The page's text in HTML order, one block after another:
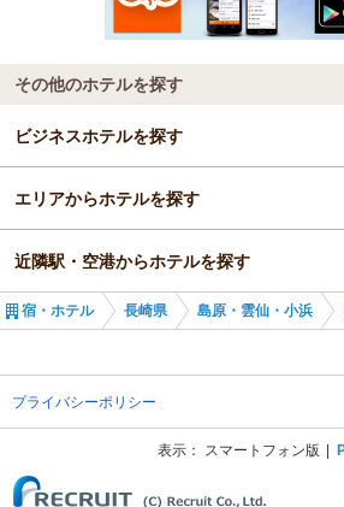
その他のホテルを探す
ビジネスホテルを探す
長崎県
島原・雲仙・小浜
雲仙・小浜
エリアからホテルを探す
長崎県
島原・雲仙・小浜
近隣駅・空港からホテルを探す
島原港駅
宿・ホテル 長崎県 島原・雲仙・小浜
プライバシーポリシー
表示： スマートフォン版